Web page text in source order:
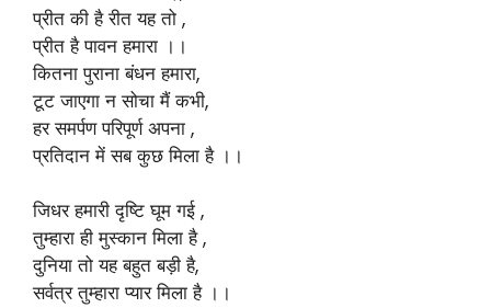
प्रीत की है रीत यह तो ,
प्रीत है पावन हमारा ।।
कितना पुराना बंधन हमारा,
टूट जाएगा न सोचा मैं कभी,
हर समर्पण परिपूर्ण अपना ,
प्रतिदान में सब कुछ मिला है ।।
जिधर हमारी दृष्टि घूम गई ,
तुम्हारा ही मुस्कान मिला है ,
दुनिया तो यह बहुत बड़ी है,
सर्वत्र तुम्हारा प्यार मिला है ।।